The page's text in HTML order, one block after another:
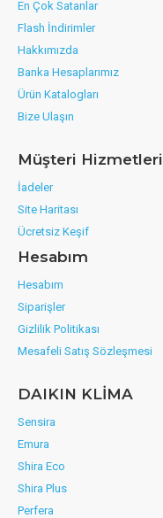
En Çok Satanlar
Flash İndirimler
Hakkımızda
Banka Hesaplarımız
Ürün Katalogları
Bize Ulaşın
Müşteri Hizmetleri
İadeler
Site Haritası
Ücretsiz Keşif
Hesabım
Hesabım
Siparişler
Gizlilik Politikası
Mesafeli Satış Sözleşmesi
DAIKIN KLİMA
Sensira
Emura
Shira Eco
Shira Plus
Perfera